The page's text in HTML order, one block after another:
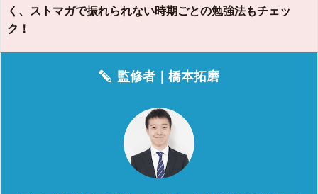
く、ストマガで振れられない時期ごとの勉強法もチェッ
ク！
監修者｜橋本拓磨